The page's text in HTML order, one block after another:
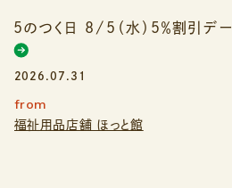
5のつく日 8/5（水）５％割引デー
2026.07.31
from
福祉用品店舗 ほっと館